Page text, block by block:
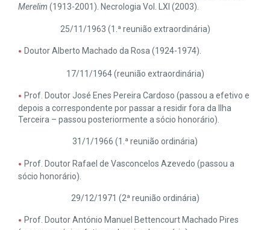
Merelim (1913-2001). Necrologia Vol. LXI (2003).
25/11/1963 (1.ª reunião extraordinária)
Doutor Alberto Machado da Rosa (1924-1974).
17/11/1964 (reunião extraordinária)
Prof. Doutor José Enes Pereira Cardoso (passou a efetivo e
depois a correspondente por passar a residir fora da Ilha
Terceira – passou posteriormente a sócio honorário).
31/1/1966 (1.ª reunião ordinária)
Prof. Doutor Rafael de Vasconcelos Azevedo (passou a
sócio honorário).
29/12/1971 (2ª reunião ordinária)
Prof. Doutor António Manuel Bettencourt Machado Pires